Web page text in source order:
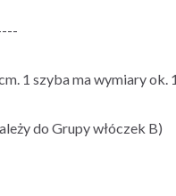
1 szyba ma wymiary ok.
do Grupy włóczek B)